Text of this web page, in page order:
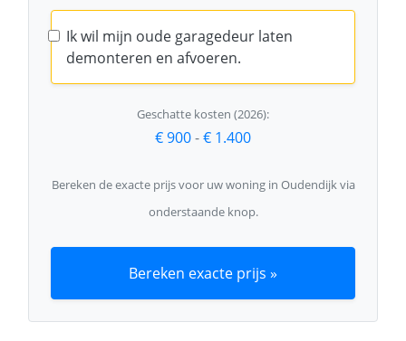
Ik wil mijn oude garagedeur laten
demonteren en afvoeren.
Geschatte kosten (2026):
€ 900-€ 1.400
Bereken de exacte prijs voor uw woning in Oudendijk via
onderstaande knop.
Bereken exacte prijs »